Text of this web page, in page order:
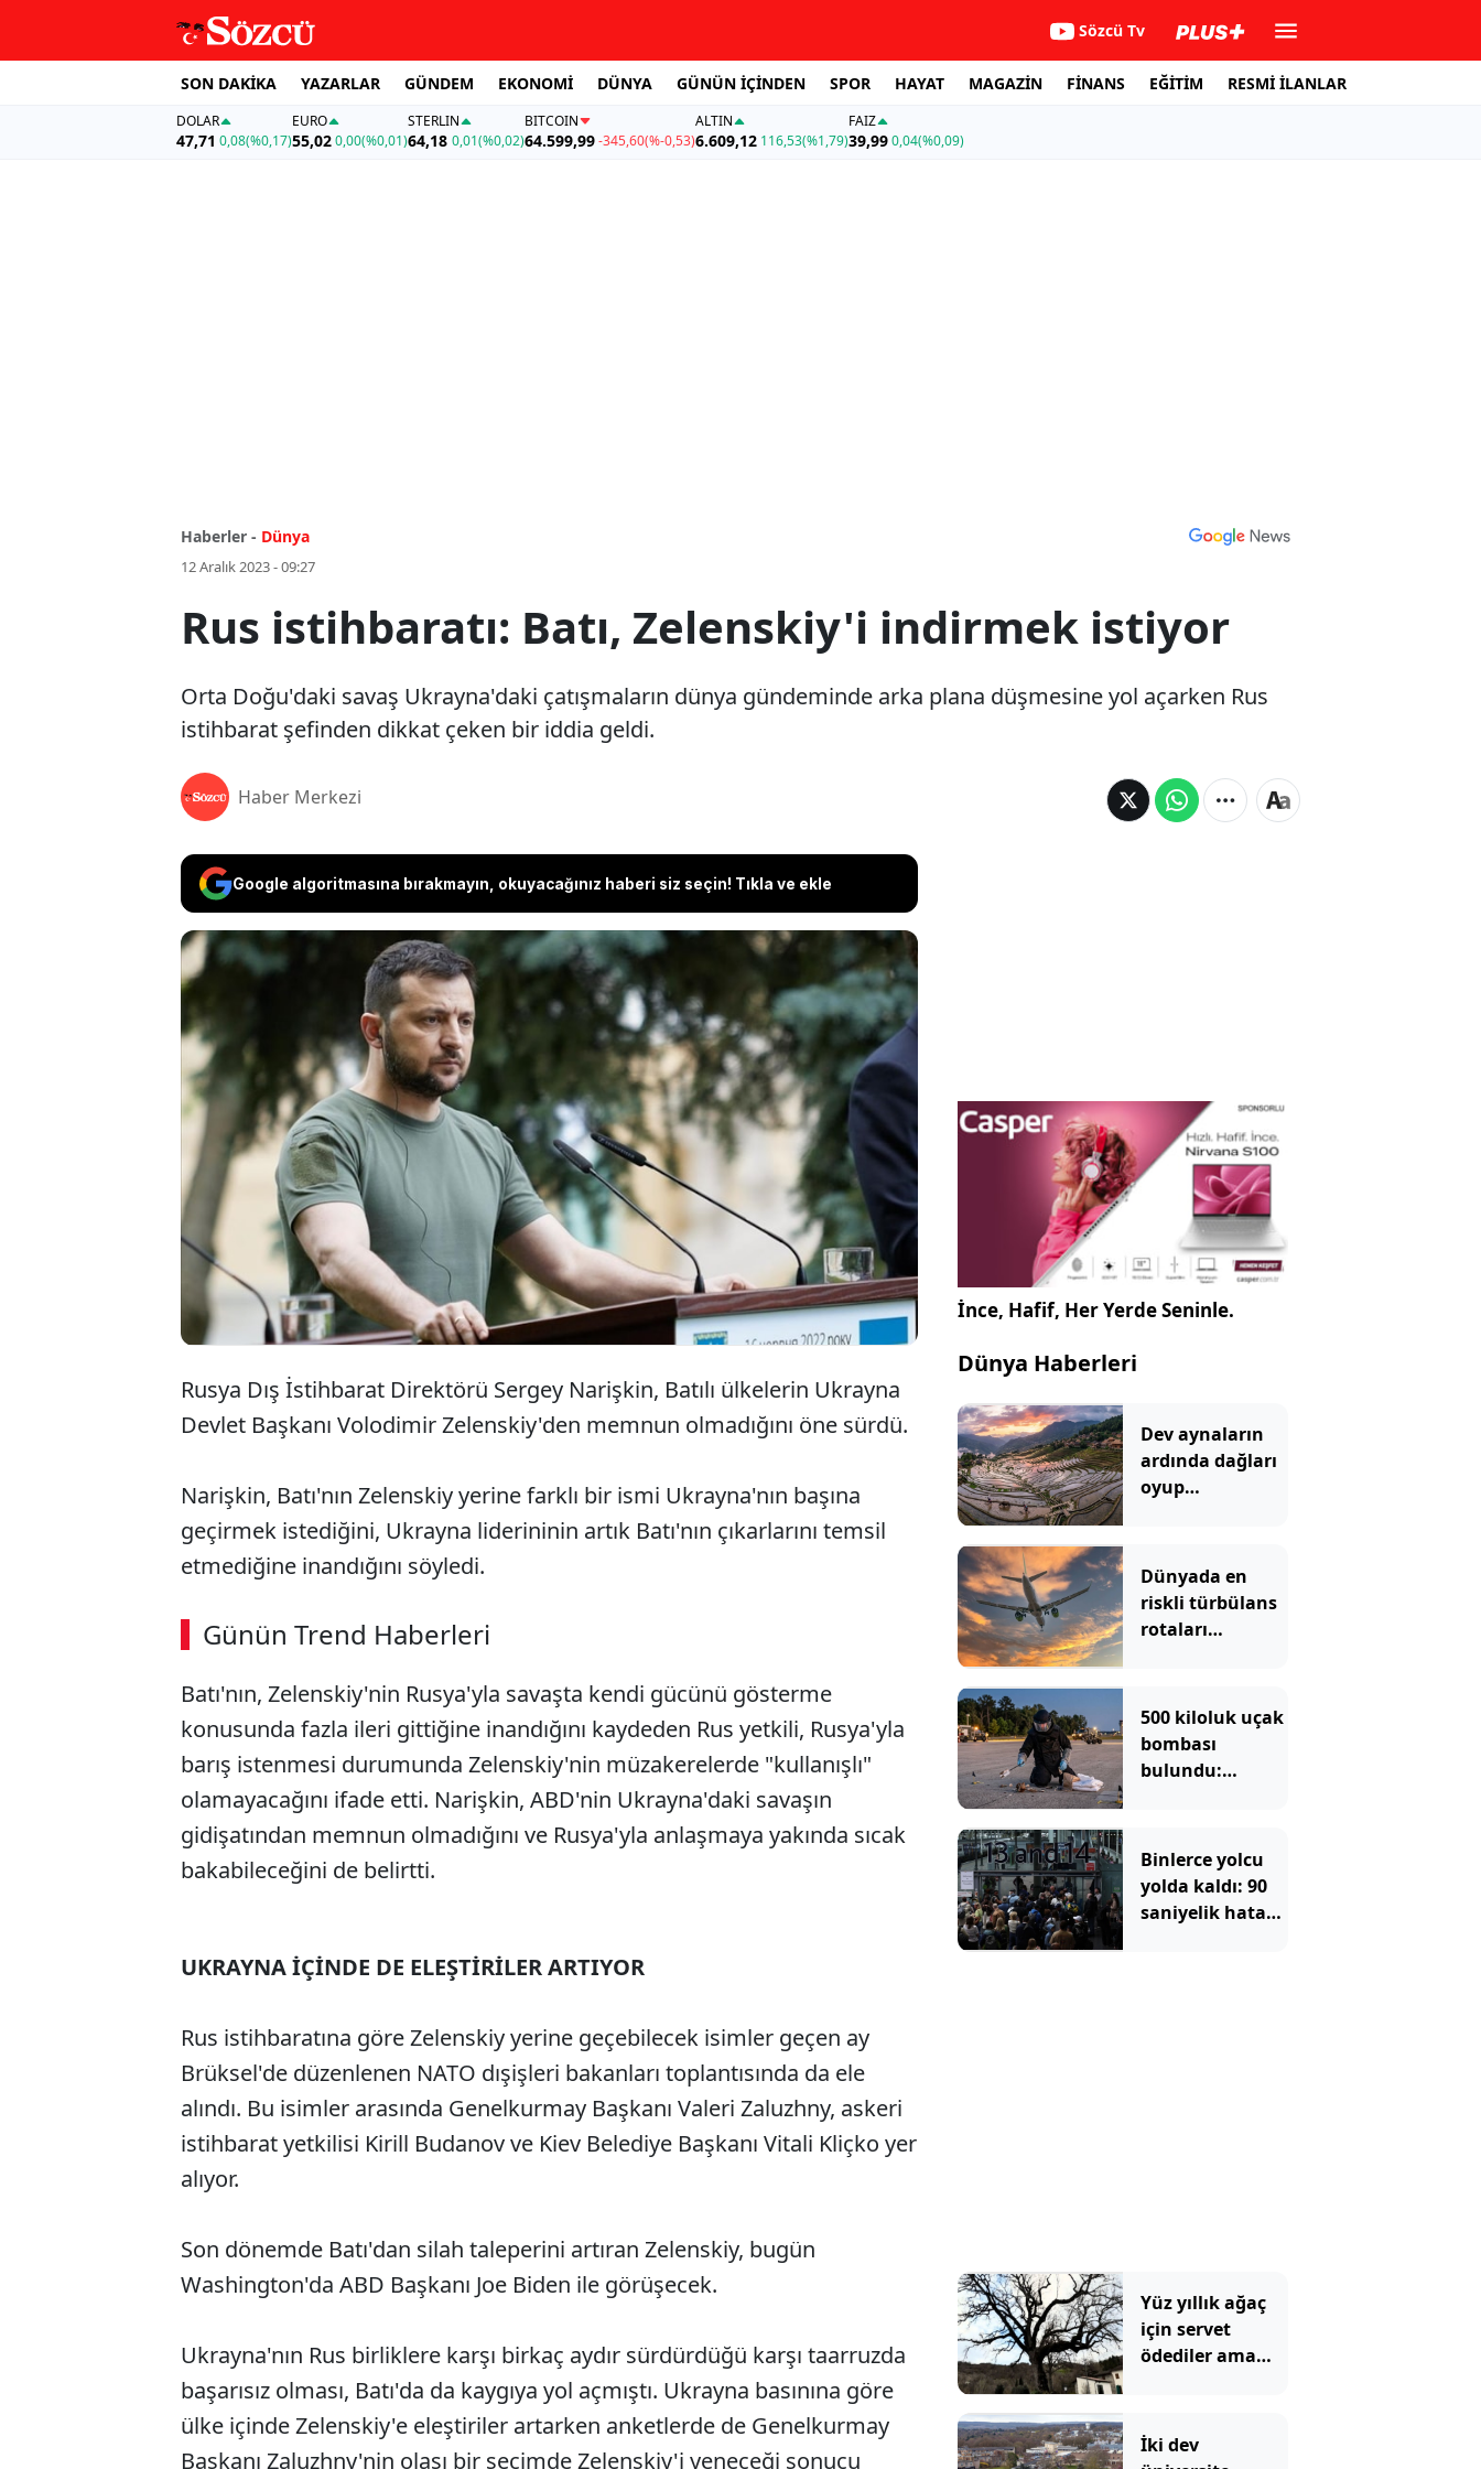
Sözcü Tv
SON DAKİKA YAZARLAR GÜNDEM EKONOMİ DÜNYA GÜNÜN İÇİNDEN SPOR HAYAT MAGAZİN FİNANS EĞİTİM RESMİ İLANLAR
DOLAR
47,71 0,08(%0,17)
EURO
55,02 0,00(%0,01)
STERLIN
64,18 0,01(%0,02)
BITCOIN
64.599,99-345,60(%-0,53)
ALTIN
6.609,12 116,53(%1,79)
FAİZ
39,990,04(%0,09)
Haberler - Dünya
12 Aralık 2023 - 09:27
Rus istihbaratı: Batı, Zelenskiy'i indirmek istiyor
Orta Doğu'daki savaş Ukrayna'daki çatışmaların dünya gündeminde arka plana düşmesine yol açarken Rus
istihbarat şefinden dikkat çeken bir iddia geldi.
Haber Merkezi
Google algoritmasına bırakmayın, okuyacağınız haberi siz seçin! Tıkla ve ekle
Orta Doğu'daki savaş Ukrayna'daki çatışmaların dünya
gündeminde arka plana düşmesine yol açarken Rus
istihbarat şefinden dikkat çeken bir iddia geldi.
Rusya Dış İstihbarat Direktörü Sergey Narişkin, Batılı ülkelerin Ukrayna
Devlet Başkanı Volodimir Zelenskiy'den memnun olmadığını öne sürdü.
Narişkin, Batı'nın Zelenskiy yerine farklı bir ismi Ukrayna'nın başına
geçirmek istediğini, Ukrayna liderininin artık Batı'nın çıkarlarını temsil
etmediğine inandığını söyledi.
Günün Trend Haberleri
00:03 / 02:14
Batı'nın, Zelenskiy'nin Rusya'yla savaşta kendi gücünü gösterme
konusunda fazla ileri gittiğine inandığını kaydeden Rus yetkili, Rusya'yla
barış istenmesi durumunda Zelenskiy'nin müzakerelerde "kullanışlı"
olamayacağını ifade etti. Narişkin, ABD'nin Ukrayna'daki savaşın
gidişatından memnun olmadığını ve Rusya'yla anlaşmaya yakında sıcak
bakabileceğini de belirtti.
UKRAYNA İÇİNDE DE ELEŞTİRİLER ARTIYOR
Rus istihbaratına göre Zelenskiy yerine geçebilecek isimler geçen ay
Brüksel'de düzenlenen NATO dışişleri bakanları toplantısında da ele
alındı. Bu isimler arasında Genelkurmay Başkanı Valeri Zaluzhny, askeri
istihbarat yetkilisi Kirill Budanov ve Kiev Belediye Başkanı Vitali Kliçko yer
alıyor.
Son dönemde Batı'dan silah taleperini artıran Zelenskiy, bugün
Washington'da ABD Başkanı Joe Biden ile görüşecek.
Ukrayna'nın Rus birliklere karşı birkaç aydır sürdürdüğü karşı taarruzda
başarısız olması, Batı'da da kaygıya yol açmıştı. Ukrayna basınına göre
ülke içinde Zelenskiy'e eleştiriler artarken anketlerde de Genelkurmay
Başkanı Zaluzhny'nin olası bir seçimde Zelenskiy'i yeneceği sonucu
İnce, Hafif, Her Yerde Seninle.
Dünya Haberleri
Dev aynaların
ardında dağları
oyup
Dünyada en
riskli türbülans
rotaları
500 kiloluk uçak
bombası
bulundu:
başladı
Binlerce yolcu
yolda kaldı: 90
saniyelik hata
Yüz yıllık ağaç
için servet
ödediler ama
kaldılar
İki dev